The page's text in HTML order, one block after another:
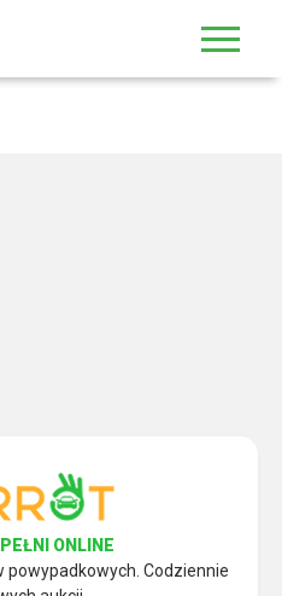
ONLINE
powypadkowych. Codziennie